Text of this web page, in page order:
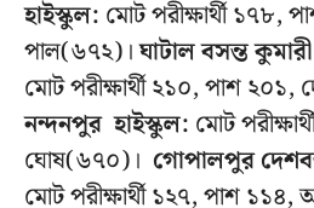
হাইস্কুল: মোট পরীক্ষার্থী ১৭৮,
পাল(৬৭২)।ঘাটাল বসন্ত
মোট পরীক্ষার্থী ২১০, পাশ ২০১,
নন্দনপুর হাইস্কুল: মোট
ঘোষ(৬৭০)। গোপালপুর
মোট পরীক্ষার্থী ১২৭, পাশ